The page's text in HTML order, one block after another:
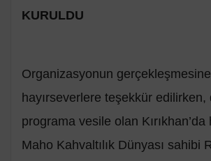
KURULDU
Organizasyonun
hayırseverlere teşekkür
programa vesile olan
Maho Kahvaltılık Dünyası sahibi